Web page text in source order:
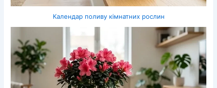
Календар поливу кімнатних рослин